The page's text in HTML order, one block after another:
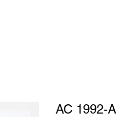
AC 1992-A